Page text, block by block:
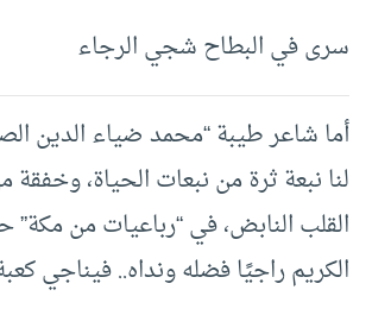
سرى في البطاح شجي الرجاء
أما شاعر طيبة “محمد ضياء الدين
لنا نبعة ثرة من نبعات الحياة،
القلب النابض، في “رباعيات من
الكريم راجيًا فضله ونداه.. فيناجي